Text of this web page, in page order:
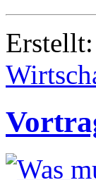
Erstellt: